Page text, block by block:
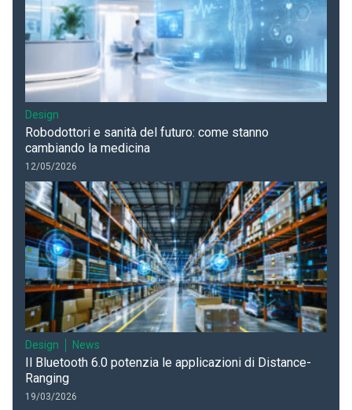
Design
Robodottori e sanità del futuro: come stanno
cambiando la medicina
12/05/2026
Design News
Il Bluetooth 6.0 potenzia le applicazioni di Distance-
Ranging
19/03/2026